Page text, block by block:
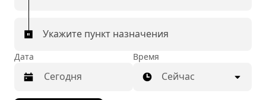
Укажите пункт назначения
Дата Время
Сейчас